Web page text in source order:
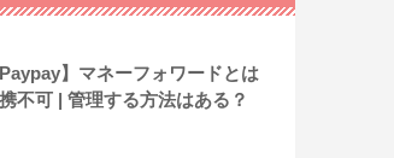
Paypay】マネーフォワードとは
不可 | 管理する方法はある？